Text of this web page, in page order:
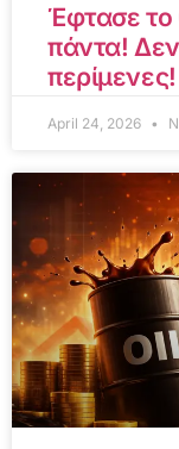
Έφτασε το
πάντα! Δεν
περίμενες!
April 24, 2026